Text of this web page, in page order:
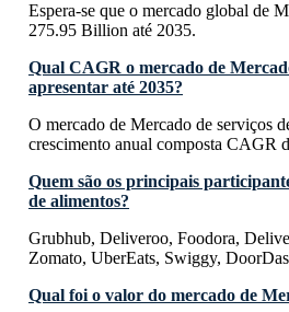
Espera-se que o mercado global de
275.95 Billion até 2035.
Qual CAGR o mercado de
apresentar até 2035?
O mercado de Mercado de serviços
crescimento anual composta CAGR
Quem são os principais
de alimentos?
Grubhub, Deliveroo, Foodora,
Zomato, UberEats, Swiggy,
Qual foi o valor do mercado de